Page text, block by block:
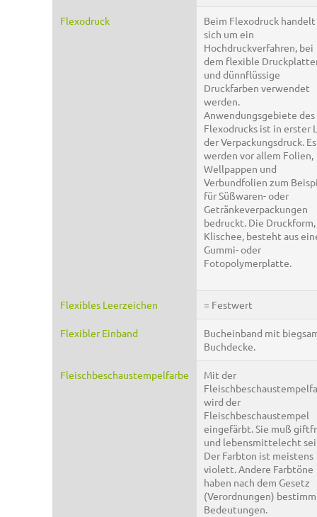
Flexodruck
Beim Flexodruck handelt
sich um ein
Hochdruckverfahren, bei
dem flexible
und dünnflüssige
Druckfarben verwendet
werden.
Anwendungsgebiete des
Flexodrucks ist in erster
der Verpackungsdruck. Es
werden vor allem Folien,
Wellpappen und
Verbundfolien zum
für Süßwaren- oder
Getränkeverpackungen
bedruckt. Die Druckform,
Klischee, besteht aus
Gummi- oder
Fotopolymerplatte.
Flexibles Leerzeichen = Festwert
Flexibler Einband
Bucheinband mit
Buchdecke.
Fleischbeschaustempelfarbe
Mit der
wird der
Fleischbeschaustempel
eingefärbt. Sie muß
und lebensmittelecht
Der Farbton ist meistens
violett. Andere Farbtöne
haben nach dem Gesetz
(Verordnungen)
Bedeutungen.